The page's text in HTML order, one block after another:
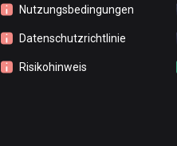
Nutzungsbedingungen
Datenschutzrichtlinie
Risikohinweis